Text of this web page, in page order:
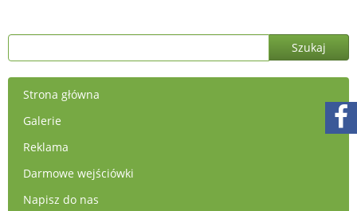
Strona główna
Galerie
Reklama
Darmowe wejściówki
Napisz do nas